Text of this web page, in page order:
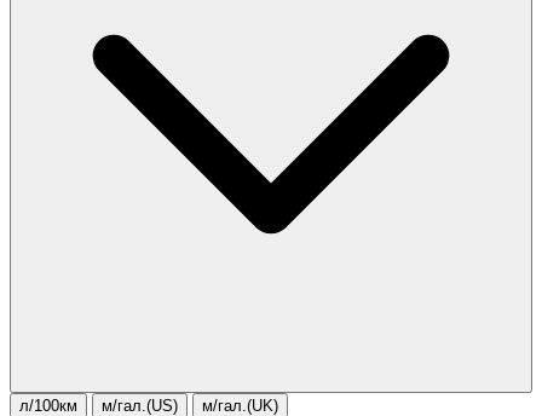
л/100км м/гал.(US) м/гал.(UK)